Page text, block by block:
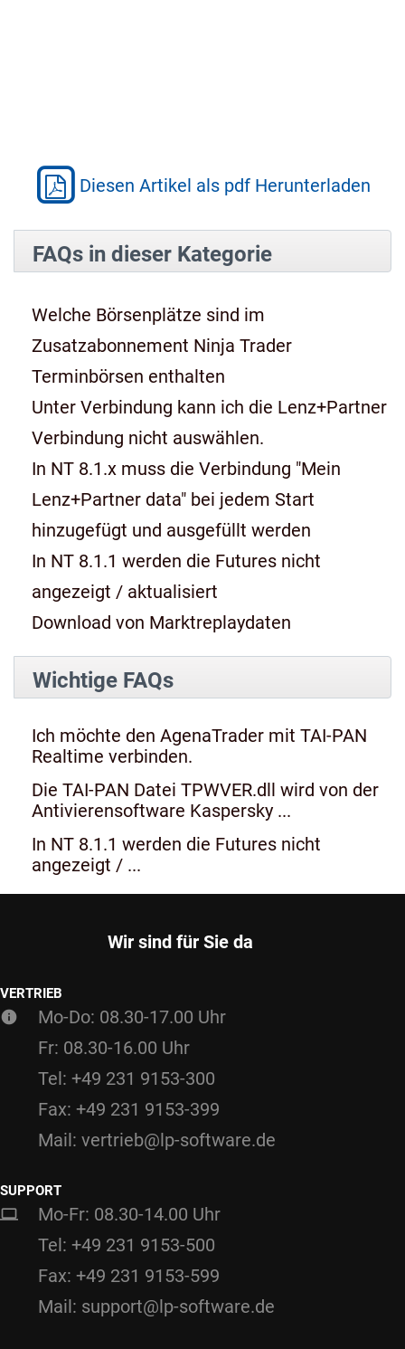
Diesen Artikel als pdf Herunterladen
FAQs in dieser Kategorie
Welche Börsenplätze sind im
Zusatzabonnement Ninja Trader
Terminbörsen enthalten
Unter Verbindung kann ich die Lenz+Partner
Verbindung nicht auswählen.
In NT 8.1.x muss die Verbindung "Mein
Lenz+Partner data" bei jedem Start
hinzugefügt und ausgefüllt werden
In NT 8.1.1 werden die Futures nicht
angezeigt / aktualisiert
Download von Marktreplaydaten
Wichtige FAQs
Ich möchte den AgenaTrader mit TAI-PAN
Realtime verbinden.
Die TAI-PAN Datei TPWVER.dll wird von der
Antivierensoftware Kaspersky ...
In NT 8.1.1 werden die Futures nicht
angezeigt / ...
Wir sind für Sie da
VERTRIEB
Mo-Do: 08.30-17.00 Uhr
Fr: 08.30-16.00 Uhr
Tel: +49 231 9153-300
Fax: +49 231 9153-399
Mail: vertrieb@lp-software.de
SUPPORT
Mo-Fr: 08.30-14.00 Uhr
Tel: +49 231 9153-500
Fax: +49 231 9153-599
Mail: support@lp-software.de